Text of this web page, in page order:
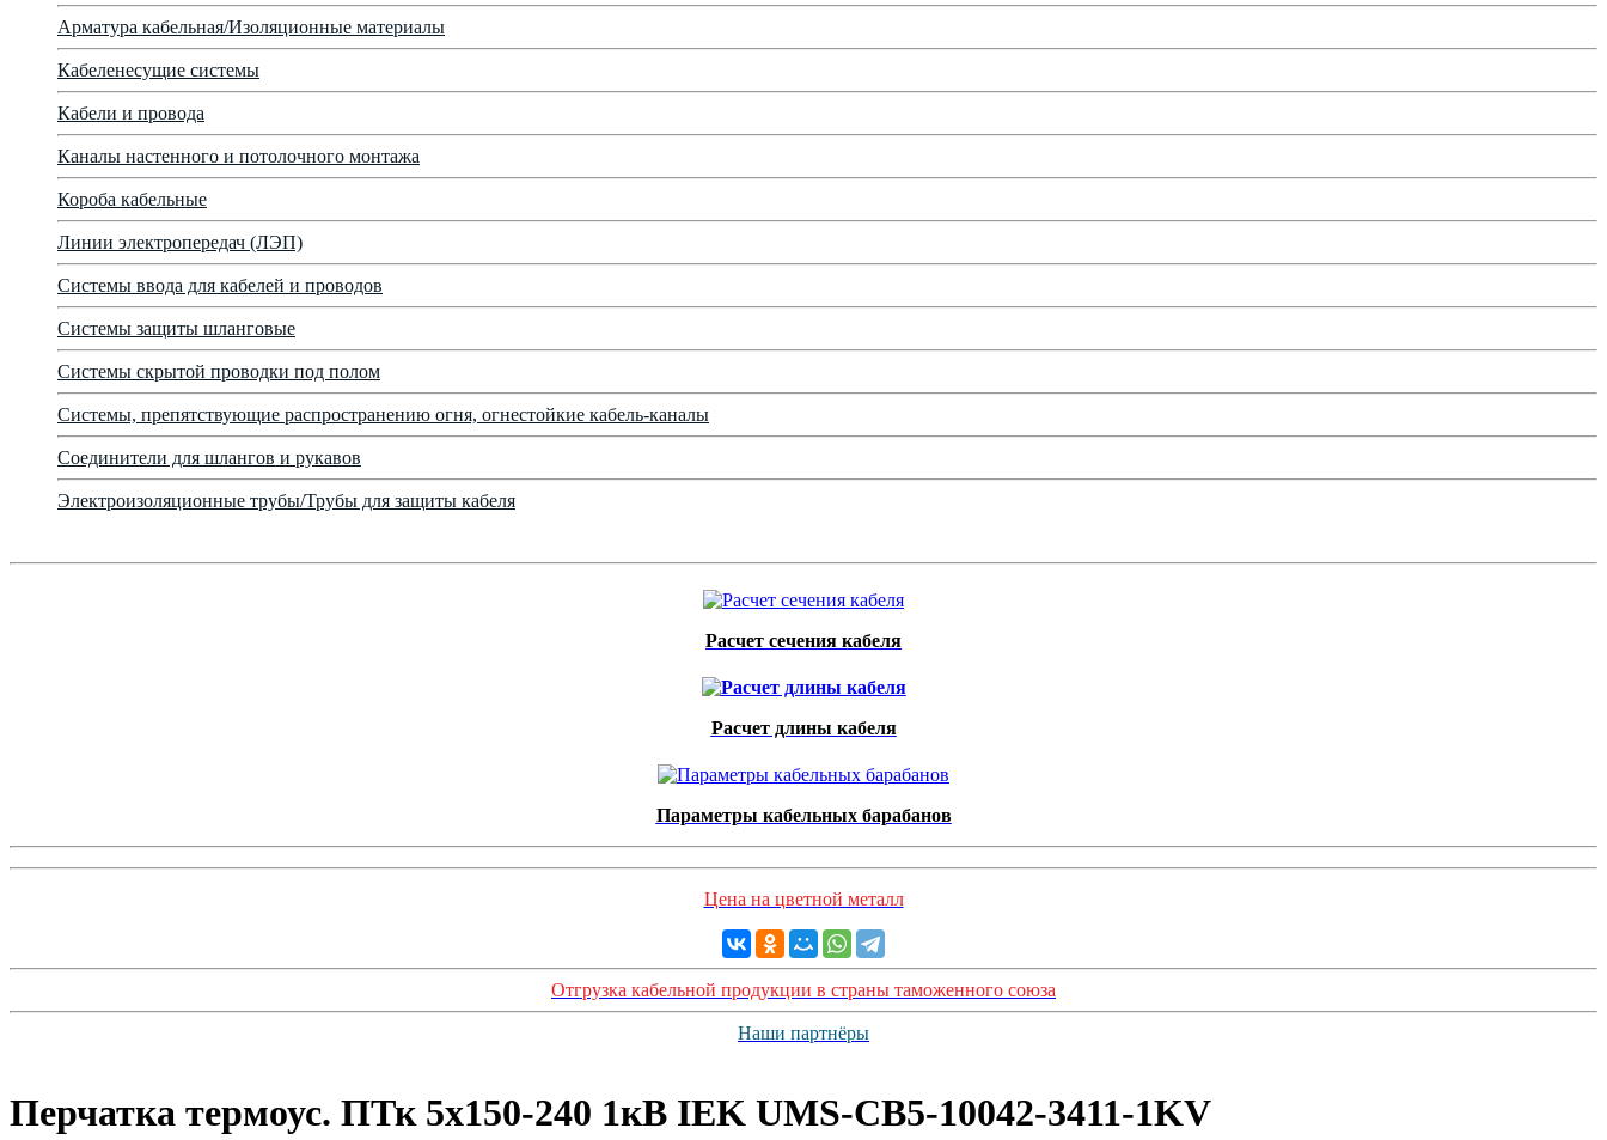
Арматура кабельная/Изоляционные материалы
Кабеленесущие системы
Кабели и провода
Каналы настенного и потолочного монтажа
Короба кабельные
Линии электропередач (ЛЭП)
Системы ввода для кабелей и проводов
Системы защиты шланговые
Системы скрытой проводки под полом
Системы, препятствующие распространению огня, огнестойкие кабель-каналы
Соединители для шлангов и рукавов
Электроизоляционные трубы/Трубы для защиты кабеля
Расчет сечения кабеля
Расчет длины кабеля
Параметры кабельных барабанов
Цена на цветной металл
Отгрузка кабельной продукции в страны таможенного союза
Наши партнёры
Перчатка термоус. ПТк 5х150-240 1кВ IEK UMS-CB5-10042-3411-1KV